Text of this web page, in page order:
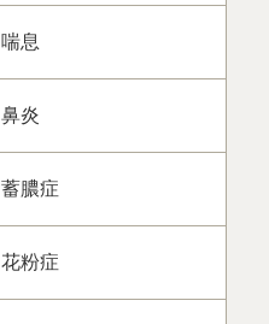
喘息
鼻炎
蓄膿症
花粉症